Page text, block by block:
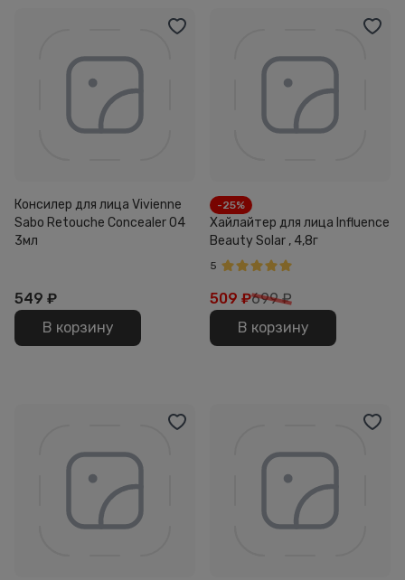
Консилер для лица Vivienne
Sabo Retouche Concealer 04
3мл
549 ₽
В корзину
-25%
Хайлайтер для лица Influence
Beauty Solar , 4,8г
5
509 ₽699 ₽
В корзину